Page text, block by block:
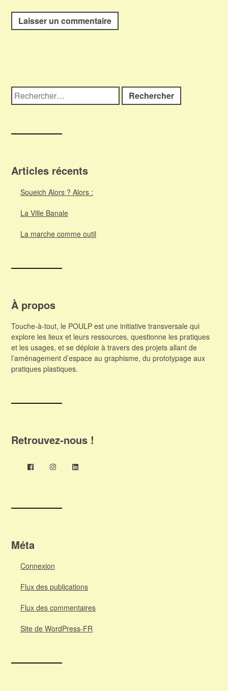
Rechercher :
Articles récents
Soueich Alors ? Alors :
La Ville Banale
La marche comme outil
À propos
Touche-à-tout, le POULP est une initiative transversale qui
explore les lieux et leurs ressources, questionne les pratiques
et les usages, et se déploie à travers des projets allant de
l’aménagement d’espace au graphisme, du prototypage aux
pratiques plastiques.
Retrouvez-nous !
Méta
Connexion
Flux des publications
Flux des commentaires
Site de WordPress-FR